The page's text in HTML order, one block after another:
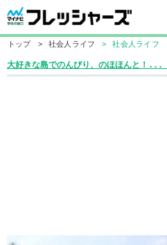
トップ > 社会人ライフ > 社会人ライフ
大好きな島でのんびり、のほほんと！...